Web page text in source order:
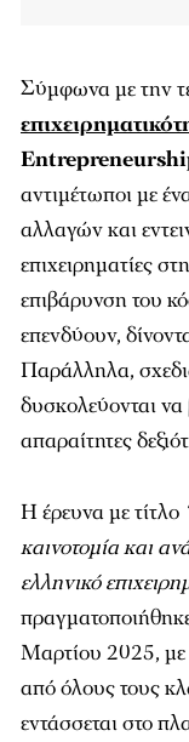
Σύμφωνα με την
αντιμέτωποι με
αλλαγών και
επιχειρηματίες
επιβάρυνση του
επενδύουν,
Παράλληλα,
δυσκολεύονται
απαραίτητες
Η έρευνα με τίτλο
καινοτομία και
ελληνικό
Μαρτίου 2025, με
από όλους τους
εντάσσεται στο